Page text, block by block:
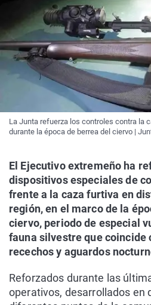
La Junta refuerza los controles contra la
durante la época de berrea del ciervo |
El Ejecutivo extremeño ha
dispositivos especiales de
frente a la caza furtiva en
región, en el marco de la
ciervo, periodo de especial
fauna silvestre que coincide
recechos y aguardos
Reforzados durante las
operativos, desarrollados en